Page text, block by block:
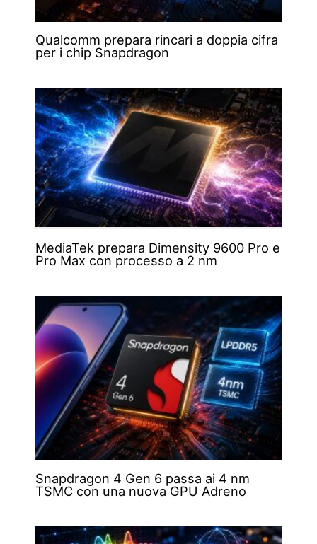
Qualcomm prepara rincari a doppia cifra
per i chip Snapdragon
MediaTek prepara Dimensity 9600 Pro e
Pro Max con processo a 2 nm
Snapdragon 4 Gen 6 passa ai 4 nm
TSMC con una nuova GPU Adreno